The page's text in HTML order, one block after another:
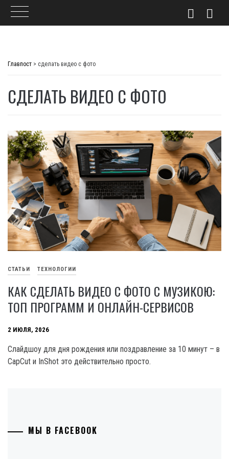
Главпост > сделать видео с фото
СДЕЛАТЬ ВИДЕО С ФОТО
СТАТЬИ ТЕХНОЛОГИИ
КАК СДЕЛАТЬ ВИДЕО С ФОТО С МУЗИКОЮ:
ТОП ПРОГРАММ И ОНЛАЙН-СЕРВИСОВ
2 ИЮЛЯ, 2026
Слайдшоу для дня рождения или поздравление за 10 минут – в
CapCut и InShot это действительно просто.
МЫ В FACEBOOK